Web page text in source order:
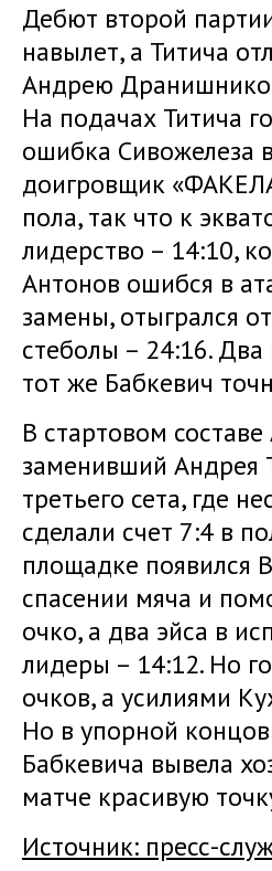
Дебют второй
навылет, а Титича
Андрею
На подачах Титича
ошибка Сивожелеза
доигровщик
пола, так что к
лидерство – 14:10,
Антонов ошибся в
замены, отыгрался
стеболы – 24:16.
тот же Бабкевич
В стартовом
заменивший Андрея
третьего сета, где
сделали счет 7:4 в
площадке появился
спасении мяча и
очко, а два эйса в
лидеры – 14:12. Но
очков, а усилиями
Но в упорной
Бабкевича вывела
матче красивую
Источник: пресс-